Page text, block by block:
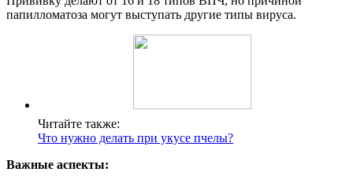
папилломатоза могут выступать другие типы вируса.
Читайте также:
Что нужно делать при укусе пчелы?
Важные аспекты: